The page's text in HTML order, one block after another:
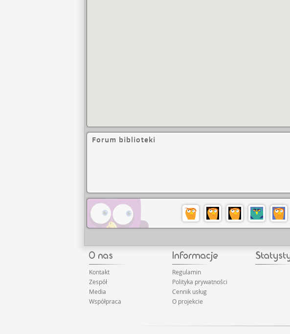
Forum biblioteki
Kontakt
Zespół
Media
Współpraca
Regulamin
Polityka prywatności
Cennik usług
O projekcie